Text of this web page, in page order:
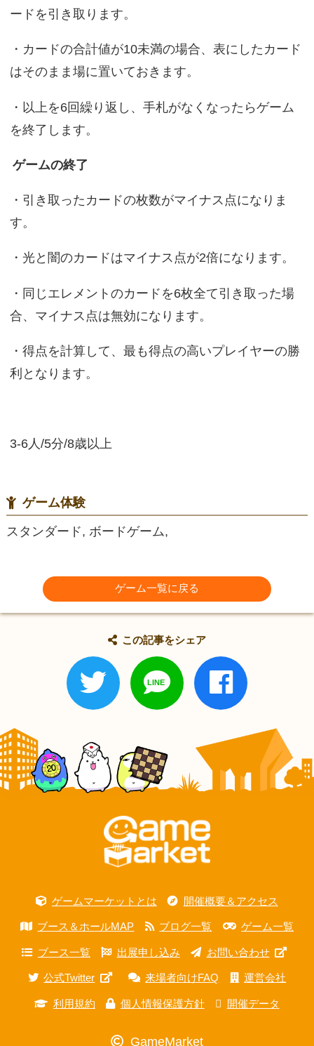
ードを引き取ります。
・カードの合計値が10未満の場合、表にしたカード
はそのまま場に置いておきます。
・以上を6回繰り返し、手札がなくなったらゲーム
を終了します。
ゲームの終了
・引き取ったカードの枚数がマイナス点になりま
す。
・光と闇のカードはマイナス点が2倍になります。
・同じエレメントのカードを6枚全て引き取った場
合、マイナス点は無効になります。
・得点を計算して、最も得点の高いプレイヤーの勝
利となります。
3-6人/5分/8歳以上
ゲーム体験
スタンダード, ボードゲーム,
ゲーム一覧に戻る
この記事をシェア
ゲームマーケットとは 開催概要＆アクセス
ブース＆ホールMAP ブログ一覧 ゲーム一覧
ブース一覧 出展申し込み お問い合わせ
公式Twitter 来場者向けFAQ 運営会社
利用規約 個人情報保護方針 開催データ
GameMarket